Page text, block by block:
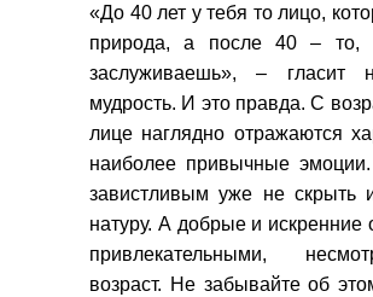
«До 40 лет у тебя то лицо,
природа, а после 40 – то,
заслуживаешь», – гласит
мудрость. И это правда. С
лице наглядно отражаются
наиболее привычные
завистливым уже не скрыть
натуру. А добрые и искренние
привлекательными,
возраст. Не забывайте об